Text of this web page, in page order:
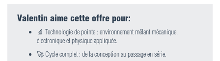
Valentin aime cette offre pour:
🔬 Technologie de pointe : environnement mêlant mécanique,
électronique et physique appliquée.
🚀 Cycle complet : de la conception au passage en série.